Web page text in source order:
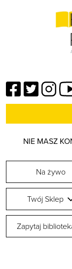
NIE MASZ
Facebook
Twitter
Na żywo
Twój Sklep
Zapytaj